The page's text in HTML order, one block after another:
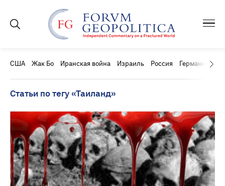
США Жак Бо Иранская война Израиль Россия Германия
Статьи по тегу «Таиланд»